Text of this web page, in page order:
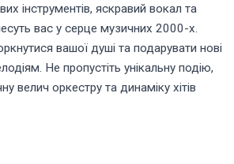
інструментів, яскравий вокал та
вас у серце музичних 2000-х.
вашої душі та подарувати нові
Не пропустіть унікальну подію,
велич оркестру та динаміку хітів